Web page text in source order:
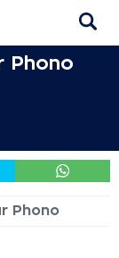
Phono
Phono